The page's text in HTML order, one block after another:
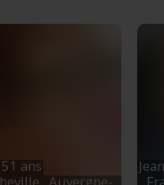
51 ans
, Auvergne-